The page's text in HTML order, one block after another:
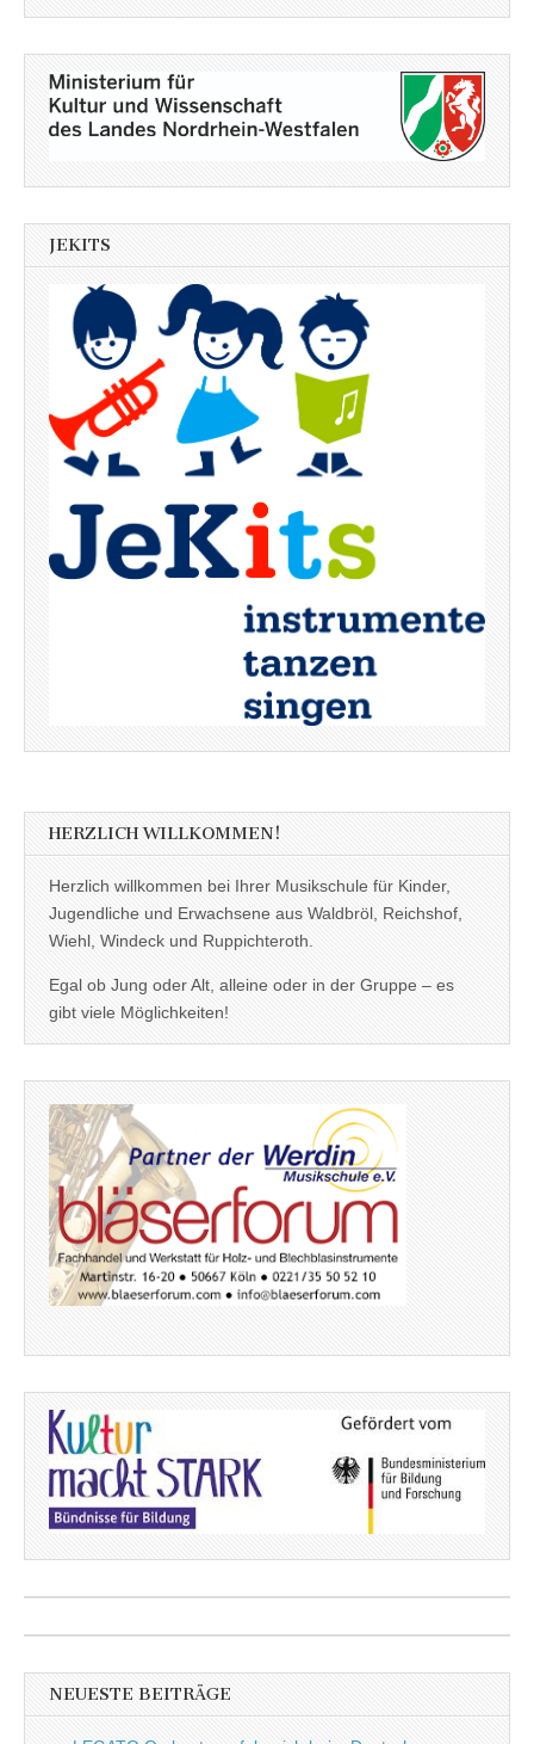
JEKITS
HERZLICH WILLKOMMEN!
Herzlich willkommen bei Ihrer Musikschule für Kinder,
Jugendliche und Erwachsene aus Waldbröl, Reichshof,
Wiehl, Windeck und Ruppichteroth.
Egal ob Jung oder Alt, alleine oder in der Gruppe – es
gibt viele Möglichkeiten!
NEUESTE BEITRÄGE